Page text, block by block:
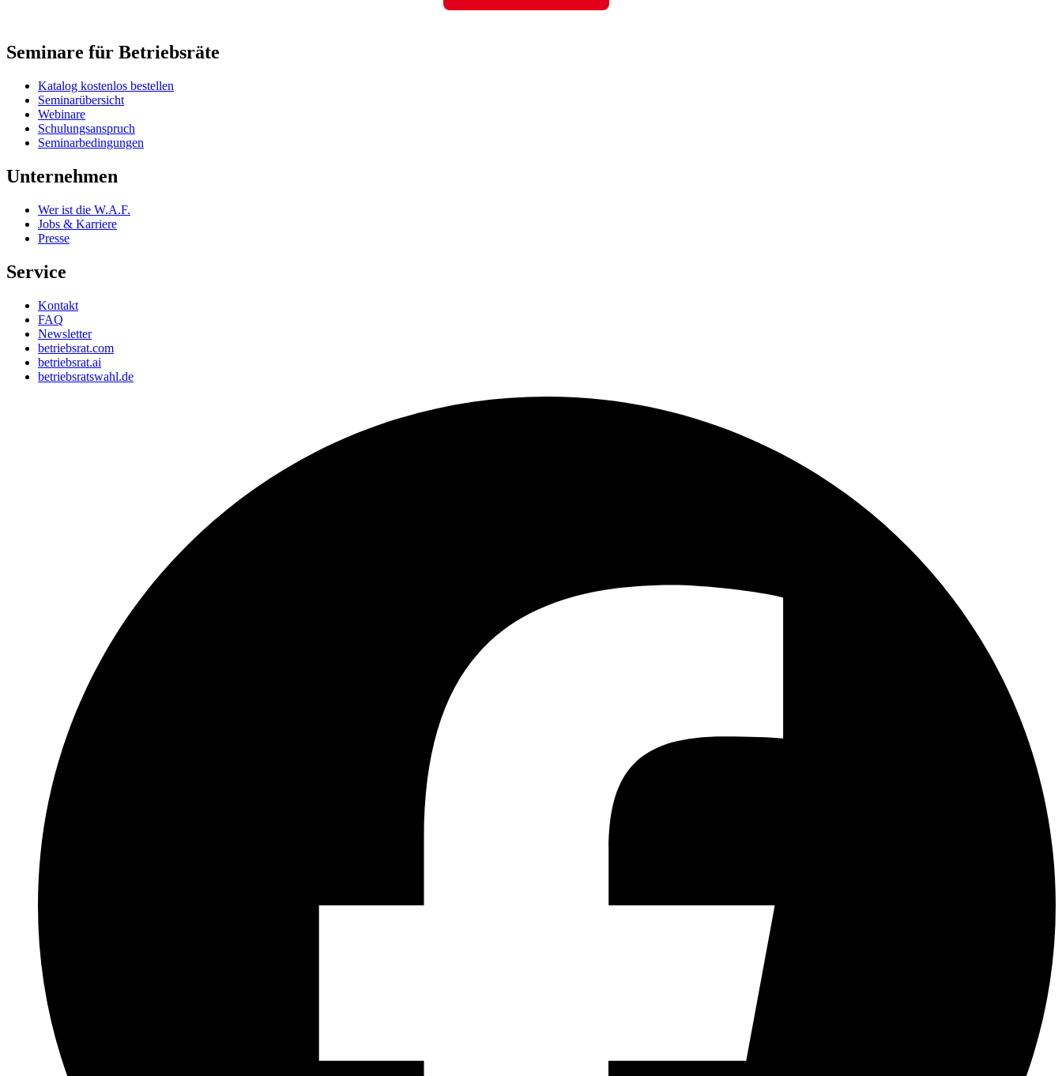
Seminare für Betriebsräte
Katalog kostenlos bestellen
Seminarübersicht
Webinare
Schulungsanspruch
Seminarbedingungen
Unternehmen
Wer ist die W.A.F.
Jobs & Karriere
Presse
Service
Kontakt
FAQ
Newsletter
betriebsrat.com
betriebsrat.ai
betriebsratswahl.de